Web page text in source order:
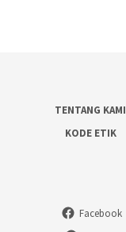
TENTANG KAMI
KODE ETIK
Facebook